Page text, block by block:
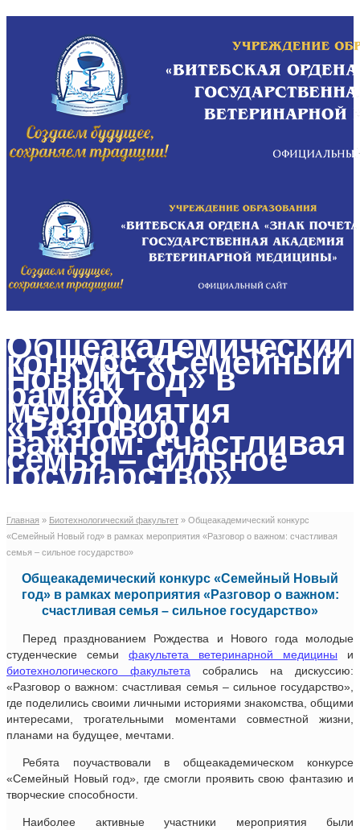
Общеакадемический
конкурс «Семейный
Новый год» в
рамках
мероприятия
«Разговор о
важном: счастливая
семья – сильное
государство»
Главная » Биотехнологический факультет » Общеакадемический конкурс
«Семейный Новый год» в рамках мероприятия «Разговор о важном: счастливая
семья – сильное государство»
Общеакадемический конкурс «Семейный Новый
год» в рамках мероприятия «Разговор о важном:
счастливая семья – сильное государство»
Перед празднованием Рождества и Нового года молодые
студенческие семьи факультета ветеринарной медицины и
биотехнологического факультета собрались на дискуссию:
«Разговор о важном: счастливая семья – сильное государство»,
где поделились своими личными историями знакомства, общими
интересами, трогательными моментами совместной жизни,
планами на будущее, мечтами.
Ребята поучаствовали в общеакадемическом конкурсе
«Семейный Новый год», где смогли проявить свою фантазию и
творческие способности.
Наиболее активные участники мероприятия были